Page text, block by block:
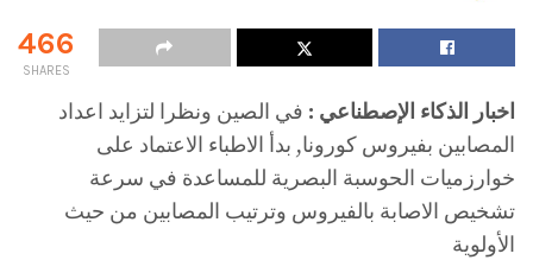
466
SHARES
اخبار الذكاء الإصطناعي : في الصين ونظرا لتزايد اعداد
المصابين بفيروس كورونا, بدأ الاطباء الاعتماد على
خوارزميات الحوسبة البصرية للمساعدة في سرعة
تشخيص الاصابة بالفيروس وترتيب المصابين من حيث
الأولوية